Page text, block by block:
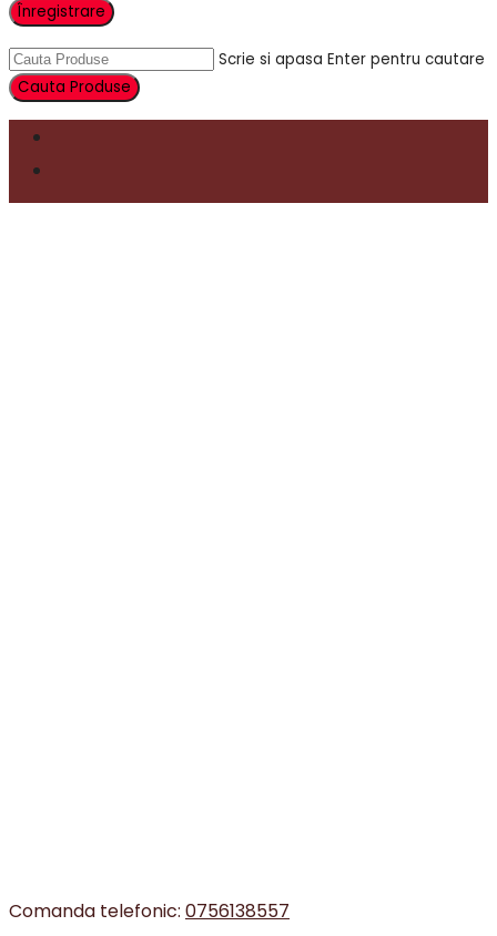
Înregistrare
Scrie si apasa Enter pentru cautare
Comanda telefonic: 0756138557